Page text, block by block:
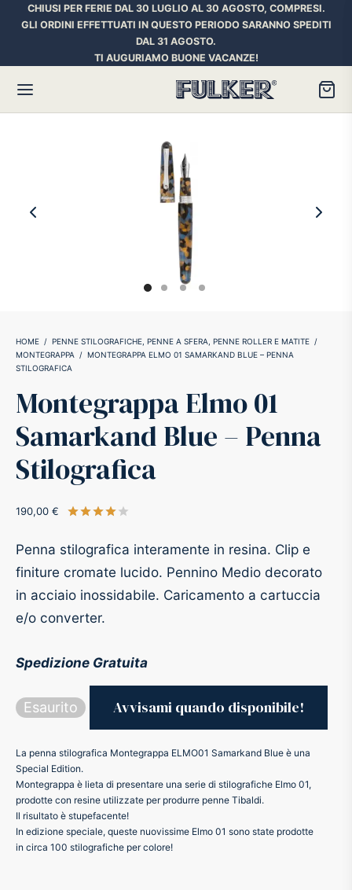
CHIUSI PER FERIE DAL 30 LUGLIO AL 30 AGOSTO, COMPRESI.
GLI ORDINI EFFETTUATI IN QUESTO PERIODO SARANNO SPEDITI
DAL 31 AGOSTO.
TI AUGURIAMO BUONE VACANZE!
HOME / PENNE STILOGRAFICHE, PENNE A SFERA, PENNE ROLLER E MATITE /
MONTEGRAPPA
/ MONTEGRAPPA ELMO 01 SAMARKAND BLUE – PENNA
STILOGRAFICA
Montegrappa Elmo 01
Samarkand Blue – Penna
Stilografica
190,00 €
Penna stilografica interamente in resina. Clip e
finiture cromate lucido. Pennino Medio decorato
in acciaio inossidabile. Caricamento a cartuccia
e/o converter.
Spedizione Gratuita
Esaurito
La penna stilografica Montegrappa ELMO01 Samarkand Blue è una
Special Edition.
Montegrappa è lieta di presentare una serie di stilografiche Elmo 01,
prodotte con resine utilizzate per produrre penne Tibaldi.
Il risultato è stupefacente!
In edizione speciale, queste nuovissime Elmo 01 sono state prodotte
in circa 100 stilografiche per colore!
SPACE PEN
Matic
Astronaut Space Pen
Space Pen
pressurizzato
PENNE
Castell
E INCHIOSTRI
Penne Roller